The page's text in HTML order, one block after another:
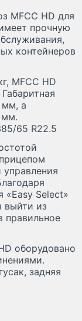
MFCC HD для
прочную
контейнеров
MFCC HD
мм, а
мм.
65 R22.5
«Easy Select»
выйти из
правильное
оборудовано
задняя